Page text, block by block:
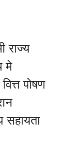
राज्य
मे
पोषण
सहायता